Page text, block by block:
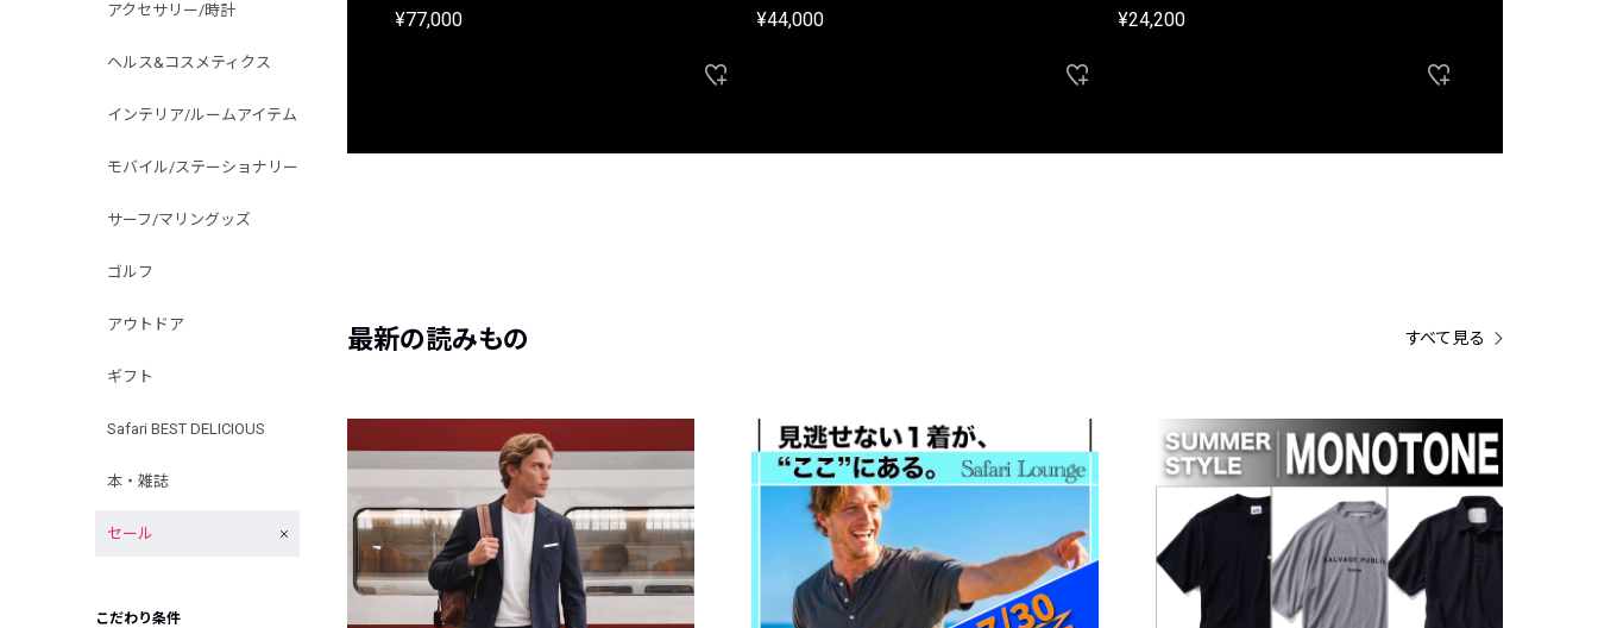
アクセサリー/時計
ヘルス&コスメティクス
インテリア/ルームアイテム
モバイル/ステーショナリー
サーフ/マリングッズ
ゴルフ
アウトドア
ギフト
Safari BEST DELICIOUS
本・雑誌
セール
こだわり条件
¥77,000 ¥44,000 ¥24,200
最新の読みもの すべて見る